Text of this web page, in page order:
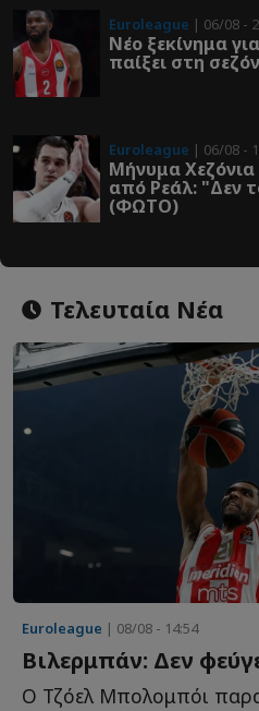
Euroleague | 06/08 -
Νέο ξεκίνημα
παίξει στη
Euroleague | 06/08 -
Μήνυμα
από Ρεάλ: "Δεν
(ΦΩΤΟ)
Τελευταία Νέα
Euroleague | 08/08 - 14:54
Βιλερμπάν: Δεν